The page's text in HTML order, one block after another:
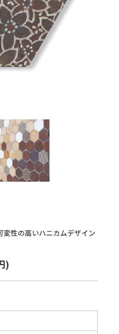
性の高いハニカムデザイン
)